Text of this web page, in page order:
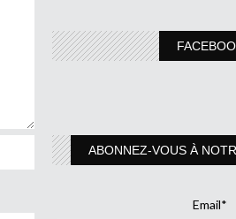
ABONNEZ-VOUS À
Email*